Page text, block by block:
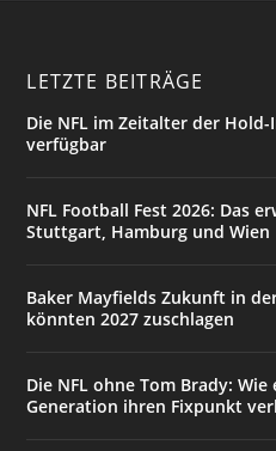
LETZTE BEITRÄGE
Die NFL im Zeitalter der
verfügbar
NFL Football Fest 2026: Das
Stuttgart, Hamburg und Wien
Baker Mayfields Zukunft in
könnten 2027 zuschlagen
Die NFL ohne Tom Brady:
Generation ihren Fixpunkt